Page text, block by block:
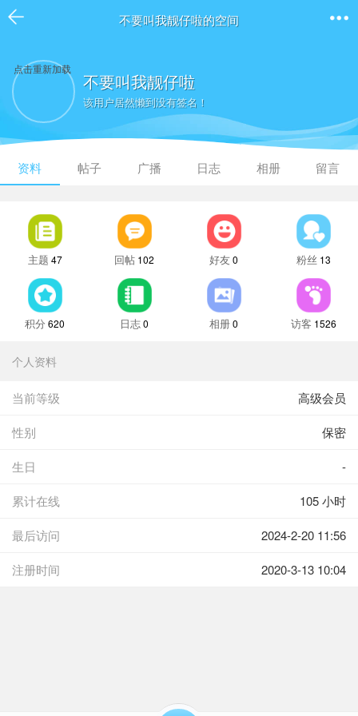
不要叫我靓仔啦的空间
点击重新加载
不要叫我靓仔啦
该用户居然懒到没有签名！
资料 帖子 广播 日志 相册 留言
主题 47 回帖 102 好友0 粉丝 13
积分 620 日志0 相册0 访客 1526
个人资料
当前等级 高级会员
性别 保密
生日 -
累计在线 105 小时
最后访问 2024-2-20 11:56
注册时间 2020-3-13 10:04